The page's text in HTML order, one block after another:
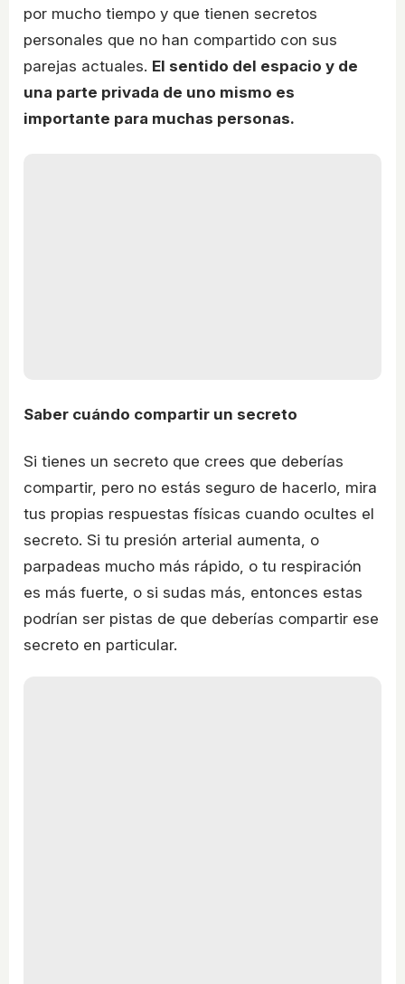
por mucho tiempo y que tienen secretos
personales que no han compartido con sus
parejas actuales. El sentido del espacio y de
una parte privada de uno mismo es
importante para muchas personas.
Saber cuándo compartir un secreto
Si tienes un secreto que crees que deberías
compartir, pero no estás seguro de hacerlo, mira
tus propias respuestas físicas cuando ocultes el
secreto. Si tu presión arterial aumenta, o
parpadeas mucho más rápido, o tu respiración
es más fuerte, o si sudas más, entonces estas
podrían ser pistas de que deberías compartir ese
secreto en particular.